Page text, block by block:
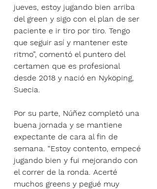
jueves, estoy jugando bien arriba
del green y sigo con el plan de ser
paciente e ir tiro por tiro. Tengo
que seguir así y mantener este
ritmo”, comentó el puntero del
certamen que es profesional
desde 2018 y nació en Nyköping,
Suecia.
Por su parte, Núñez completó una
buena jornada y se mantiene
expectante de cara al fin de
semana. “Estoy contento, empecé
jugando bien y fui mejorando con
el correr de la ronda. Acerté
muchos greens y pegué muy